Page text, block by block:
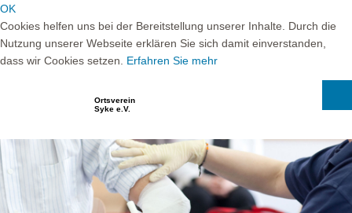
OK
Cookies helfen uns bei der Bereitstellung unserer Inhalte. Durch die
Nutzung unserer Webseite erklären Sie sich damit einverstanden,
dass wir Cookies setzen. Erfahren Sie mehr
Ortsverein
Syke e.V.